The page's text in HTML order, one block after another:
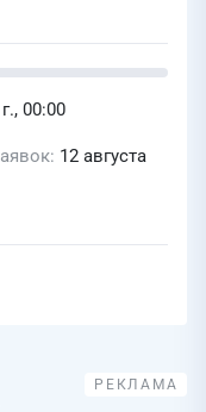
с
00:00
12 августа